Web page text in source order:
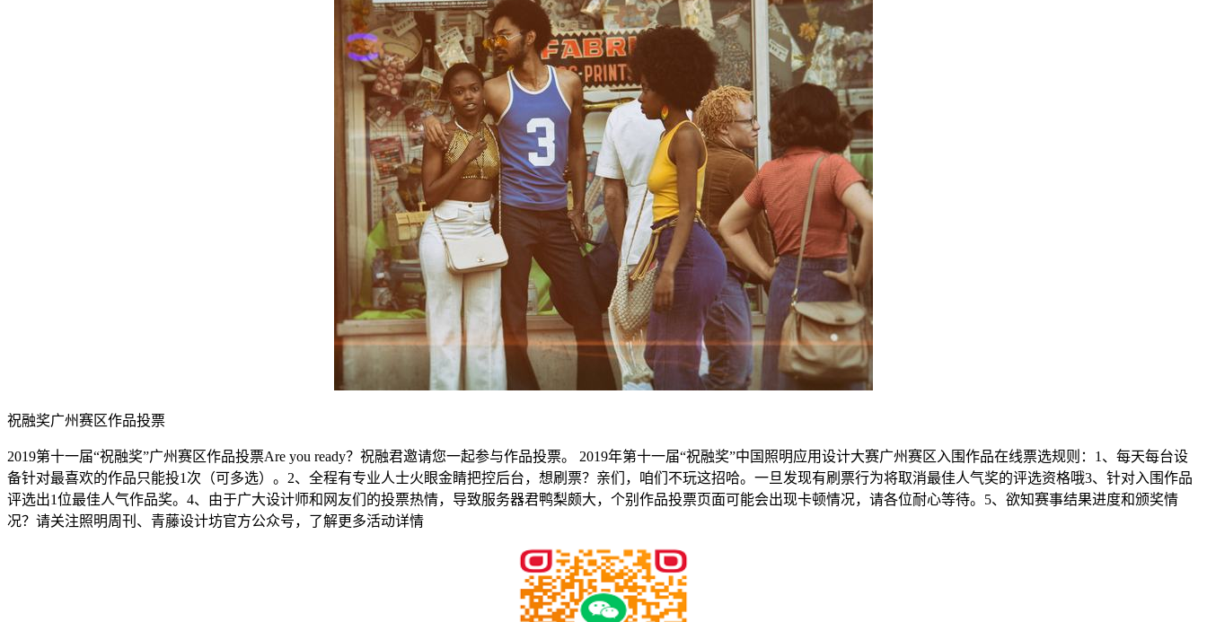
祝融奖广州赛区作品投票
2019第十一届“祝融奖”广州赛区作品投票Are you ready？祝融君邀请您一起参与作品投票。 2019年第十一届“祝融奖”中国照明应用设计大赛广州赛区入围作品在线票选规则：1、每天每台设
备针对最喜欢的作品只能投1次（可多选）。2、全程有专业人士火眼金睛把控后台，想刷票？亲们，咱们不玩这招哈。一旦发现有刷票行为将取消最佳人气奖的评选资格哦3、针对入围作品
评选出1位最佳人气作品奖。4、由于广大设计师和网友们的投票热情，导致服务器君鸭梨颇大，个别作品投票页面可能会出现卡顿情况，请各位耐心等待。5、欲知赛事结果进度和颁奖情
况？请关注照明周刊、青藤设计坊官方公众号，了解更多活动详情